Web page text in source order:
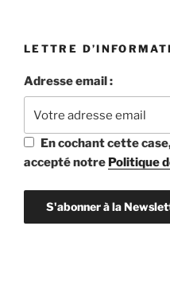
LETTRE
Adresse email :
En cochant cette
accepté notre Politique